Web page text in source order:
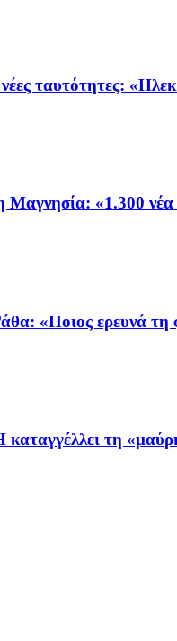
ταυτότητες:
«1.300 νέα
«Ποιος ερευνά
τη